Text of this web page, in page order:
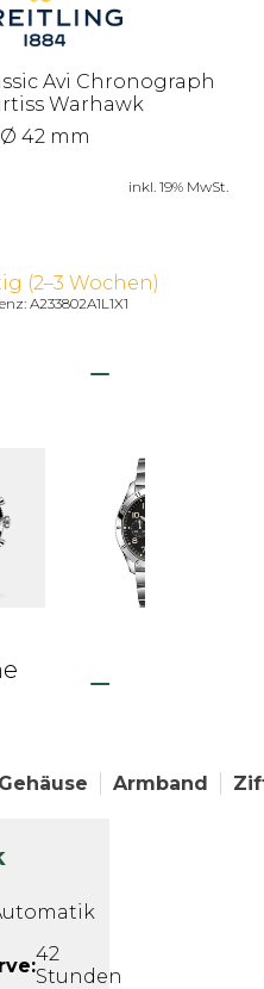
Avi Chronograph
Warhawk
Ø 42 mm
inkl. 19% MwSt.
(2–3 Wochen)
A233802A1L1X1
Gehäuse Armband
42
Stunden